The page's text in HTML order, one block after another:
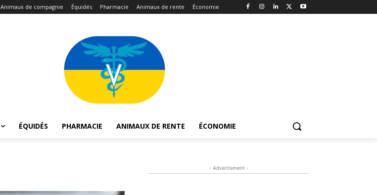
Animaux de compagnie Équidés Pharmacie Animaux de rente Économie
ÉQUIDÉS PHARMACIE ANIMAUX DE RENTE ÉCONOMIE
- Advertisment -